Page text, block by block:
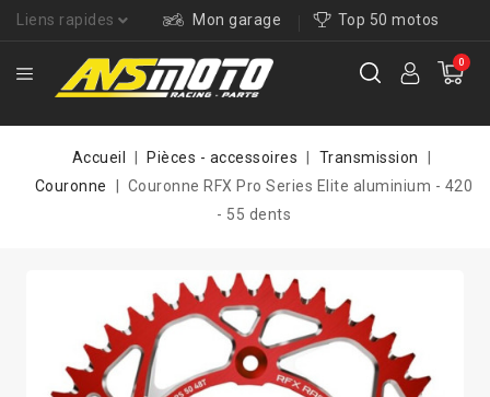
Liens rapides Mon garage Top 50 motos
0
Accueil Pièces - accessoires
Transmission
Couronne
Couronne RFX Pro Series Elite aluminium - 420
- 55 dents